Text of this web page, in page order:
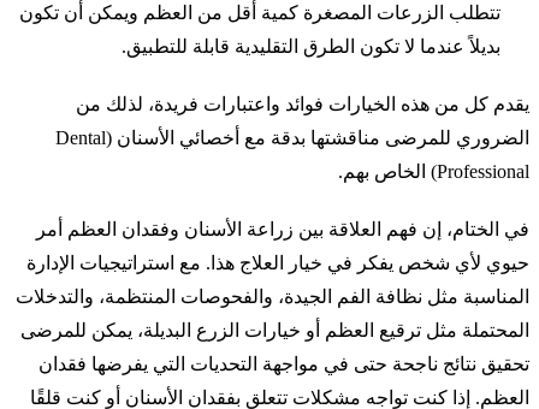
تتطلب الزرعات المصغرة كمية أقل من العظم ويمكن أن تكون
بديلاً عندما لا تكون الطرق التقليدية قابلة للتطبيق.
يقدم كل من هذه الخيارات فوائد واعتبارات فريدة، لذلك من
الضروري للمرضى مناقشتها بدقة مع أخصائي الأسنان (Dental
Professional) الخاص بهم.
في الختام، إن فهم العلاقة بين زراعة الأسنان وفقدان العظم أمر
حيوي لأي شخص يفكر في خيار العلاج هذا. مع استراتيجيات الإدارة
المناسبة مثل نظافة الفم الجيدة، والفحوصات المنتظمة، والتدخلات
المحتملة مثل ترقيع العظم أو خيارات الزرع البديلة، يمكن للمرضى
تحقيق نتائج ناجحة حتى في مواجهة التحديات التي يفرضها فقدان
العظم. إذا كنت تواجه مشكلات تتعلق بفقدان الأسنان أو كنت قلقًا